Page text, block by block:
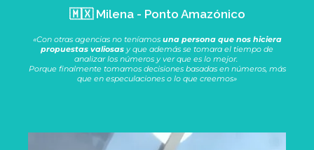
🇲🇽 Milena - Ponto Amazónico
«Con otras agencias no teníamos una persona que nos hiciera
propuestas valiosas y que además se tomara el tiempo de
analizar los números y ver que es lo mejor.
Porque finalmente tomamos decisiones basadas en números, más
que en especulaciones o lo que creemos»